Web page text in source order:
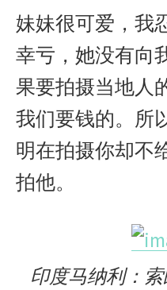
妹妹很可爱，我
幸亏，她没有向
果要拍摄当地人
我们要钱的。所
明在拍摄你却不
拍他。
印度马纳利：索